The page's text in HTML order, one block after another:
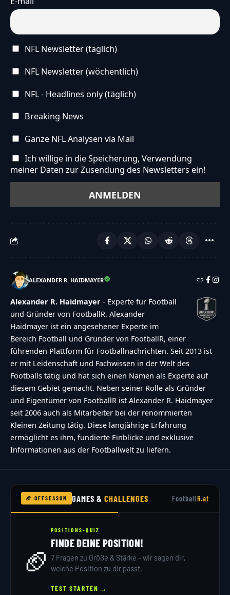
NFL Newsletter (täglich)
NFL Newsletter (wöchentlich)
NFL - Headlines only (täglich)
Breaking News
Ganze NFL Analysen via Mail
Ich willige in die Speicherung, Verwendung
meiner Daten zur Zusendung des Newsletters ein!
ALEXANDER R. HAIDMAYER
Alexander R. Haidmayer - Experte für Football
und Gründer von FootballR. Alexander
Haidmayer ist ein angesehener Experte im
Bereich Football und Gründer von FootballR, einer
führenden Plattform für Footballnachrichten. Seit 2013 ist
er mit Leidenschaft und Fachwissen in der Welt des
Footballs tätig und hat sich einen Namen als Experte auf
diesem Gebiet gemacht. Neben seiner Rolle als Gründer
und Eigentümer von FootballR ist Alexander R. Haidmayer
seit 2006 auch als Mitarbeiter bei der renommierten
Kleinen Zeitung tätig. Diese langjährige Erfahrung
ermöglicht es ihm, fundierte Einblicke und exklusive
Informationen aus der Footballwelt zu liefern.
🏈 OFFSEASON GAMES &CHALLENGES FootballR.at
🏈
POSITIONS-QUIZ
FINDE DEINE POSITION!
7 Fragen zu Größe & Stärke – wir sagen dir,
welche Position zu dir passt.
TEST STARTEN →